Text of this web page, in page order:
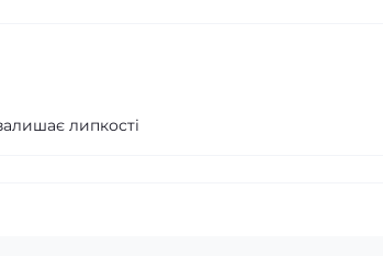
липкості